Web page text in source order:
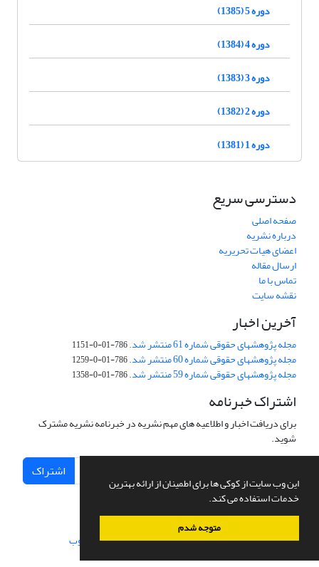
این وب سایت از کوکی ها برای اطمینان از ارائه بهترین
خدمات استفاده می کند.
متوجه شدم
دوره 5 (1385)
دوره 4 (1384)
دوره 3 (1383)
دوره 2 (1382)
دوره 1 (1381)
دسترسی سریع
صفحه اصلی
درباره نشریه
اعضای هیات تحریریه
ارسال مقاله
تماس با ما
نقشه سایت
آخرین اخبار
مجله پژوهشهای حقوقی شماره 61 منتشر شد. 786-01-0-1151
مجله پژوهشهای حقوقی شماره 60 منتشر شد. 786-01-0-1259
مجله پژوهشهای حقوقی شماره 59 منتشر شد. 786-01-0-1358
اشتراک خبرنامه
برای دریافت اخبار و اطلاعیه های مهم نشریه در خبرنامه نشریه مشترک
شوید.
اشتراک
سامانه مدیریت نشریات علمی.طراحی و پیاده سازی از سیناوب